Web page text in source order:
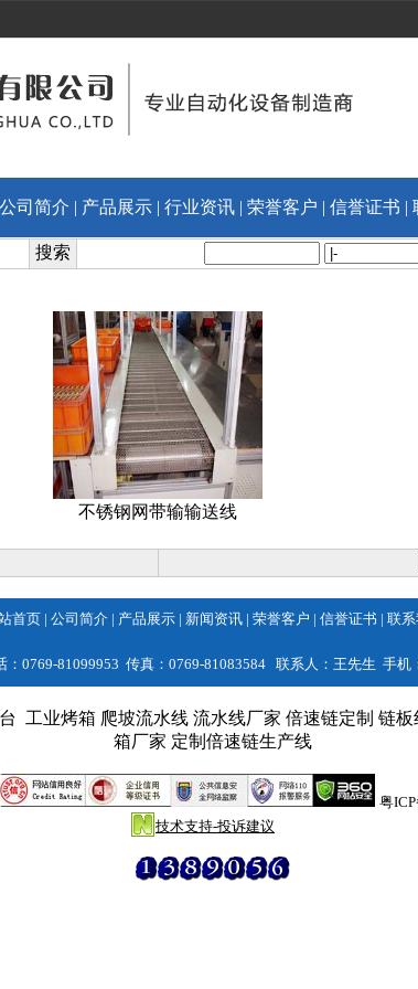
公司简介 | 产品展示 | 行业资讯 | 荣誉客户 | 信誉证书 |
搜索
不锈钢网带输输送线
首页 | 公司简介 | 产品展示 | 新闻资讯 | 荣誉客户 | 信誉证书 | 联
0769-81099953 传真：0769-81083584 联系人：王先生 手机
工业烤箱 爬坡流水线 流水线厂家 倍速链定制 链板
箱厂家 定制倍速链生产线
粤
技术支持-投诉建议